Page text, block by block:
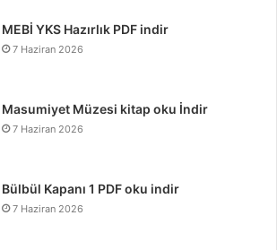
MEBİ YKS Hazırlık PDF indir
7 Haziran 2026
Masumiyet Müzesi kitap oku İndir
7 Haziran 2026
Bülbül Kapanı 1 PDF oku indir
7 Haziran 2026